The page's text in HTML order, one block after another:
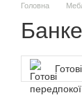
Головна